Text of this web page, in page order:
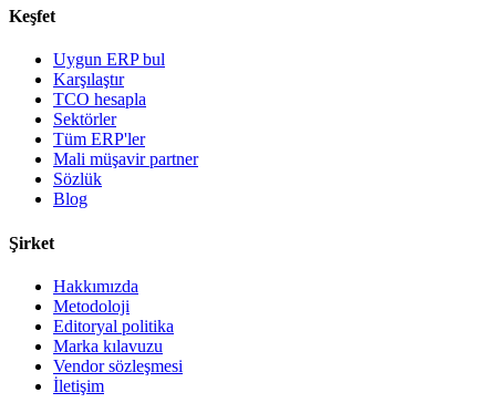
Keşfet
Uygun ERP bul
Karşılaştır
TCO hesapla
Sektörler
Tüm ERP'ler
Mali müşavir partner
Sözlük
Blog
Şirket
Hakkımızda
Metodoloji
Editoryal politika
Marka kılavuzu
Vendor sözleşmesi
İletişim